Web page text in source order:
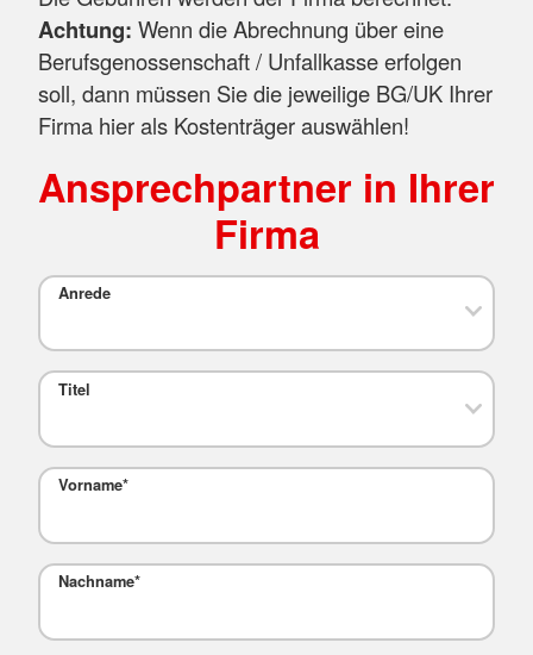
Achtung: Wenn die Abrechnung über eine
Berufsgenossenschaft / Unfallkasse erfolgen
soll, dann müssen Sie die jeweilige BG/UK Ihrer
Firma hier als Kostenträger auswählen!
Ansprechpartner in Ihrer
Firma
Anrede
Titel
Vorname*
Nachname*